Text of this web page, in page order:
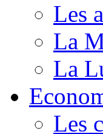
Les
La
La
Les